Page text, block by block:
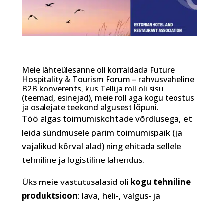
Meie lähteülesanne oli korraldada Future
Hospitality & Tourism Forum – rahvusvaheline
B2B konverents, kus Tellija roll oli sisu
(teemad, esinejad), meie roll aga kogu teostus
ja osalejate teekond algusest lõpuni.
Töö algas toimumiskohtade võrdlusega, et
leida sündmusele parim toimumispaik (ja
vajalikud kõrval alad) ning ehitada sellele
tehniline ja logistiline lahendus.
Üks meie vastutusalasid oli kogu tehniline
produktsioon: lava, heli-, valgus- ja